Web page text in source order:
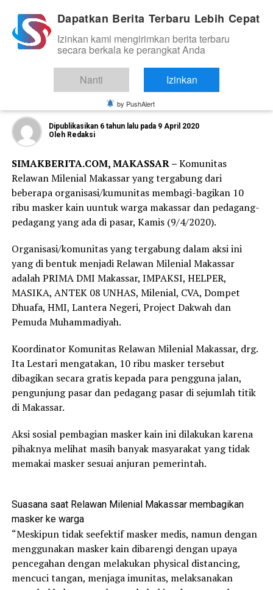
KESEHATAN
Tanggap Covid-19, Relawan Milenial
Makassar Berbagi 12 Ribu Masker ke
Dipublikasikan 6 tahun lalu pada 9 April 2020
Oleh Redaksi
SIMAKBERITA.COM, MAKASSAR –Komunitas
Relawan Milenial Makassar yang tergabung dari
beberapa organisasi/kumunitas membagi-bagikan 10
ribu masker kain uuntuk warga makassar dan pedagang-
pedagang yang ada di pasar, Kamis (9/4/2020).
Organisasi/komunitas yang tergabung dalam aksi ini
yang di bentuk menjadi Relawan Milenial Makassar
adalah PRIMA DMI Makassar, IMPAKSI, HELPER,
MASIKA, ANTEK 08 UNHAS, Milenial, CVA, Dompet
Dhuafa, HMI, Lantera Negeri, Project Dakwah dan
Pemuda Muhammadiyah.
Koordinator Komunitas Relawan Milenial Makassar, drg.
Ita Lestari mengatakan, 10 ribu masker tersebut
dibagikan secara gratis kepada para pengguna jalan,
pengunjung pasar dan pedagang pasar di sejumlah titik
di Makassar.
Aksi sosial pembagian masker kain ini dilakukan karena
pihaknya melihat masih banyak masyarakat yang tidak
memakai masker sesuai anjuran pemerintah.
Suasana saat Relawan Milenial Makassar membagikan
masker ke warga
“Meskipun tidak seefektif masker medis, namun dengan
menggunakan masker kain dibarengi dengan upaya
pencegahan dengan melakukan physical distancing,
mencuci tangan, menjaga imunitas, melaksanakan
Dapatkan Berita Terbaru Lebih Cepat
Izinkan kami mengirimkan berita terbaru
secara berkala ke perangkat Anda
Nanti Izinkan
by PushAlert